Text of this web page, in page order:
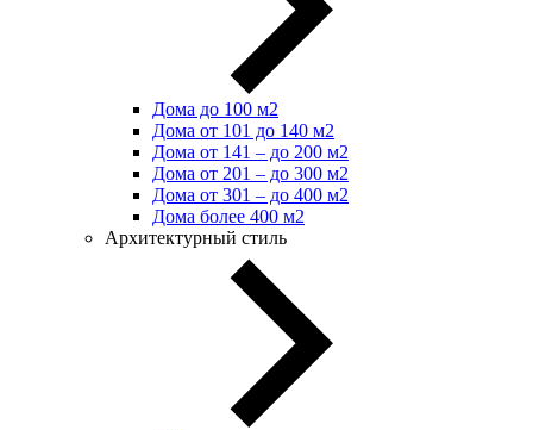
Дома до 100 м2
Дома от 101 до 140 м2
Дома от 141 – до 200 м2
Дома от 201 – до 300 м2
Дома от 301 – до 400 м2
Дома более 400 м2
Архитектурный стиль